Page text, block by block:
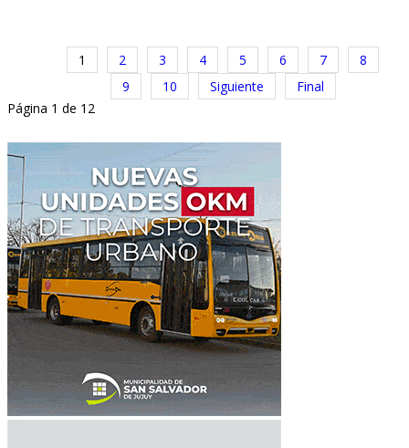
1 2 3 4 5 6 7
8
9
10 Siguiente
Final
Página 1 de 12